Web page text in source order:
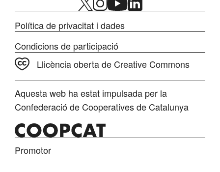
Política de privacitat i dades
Condicions de participació
Llicència oberta de Creative Commons
Aquesta web ha estat impulsada per la
Confederació de Cooperatives de Catalunya
Promotor